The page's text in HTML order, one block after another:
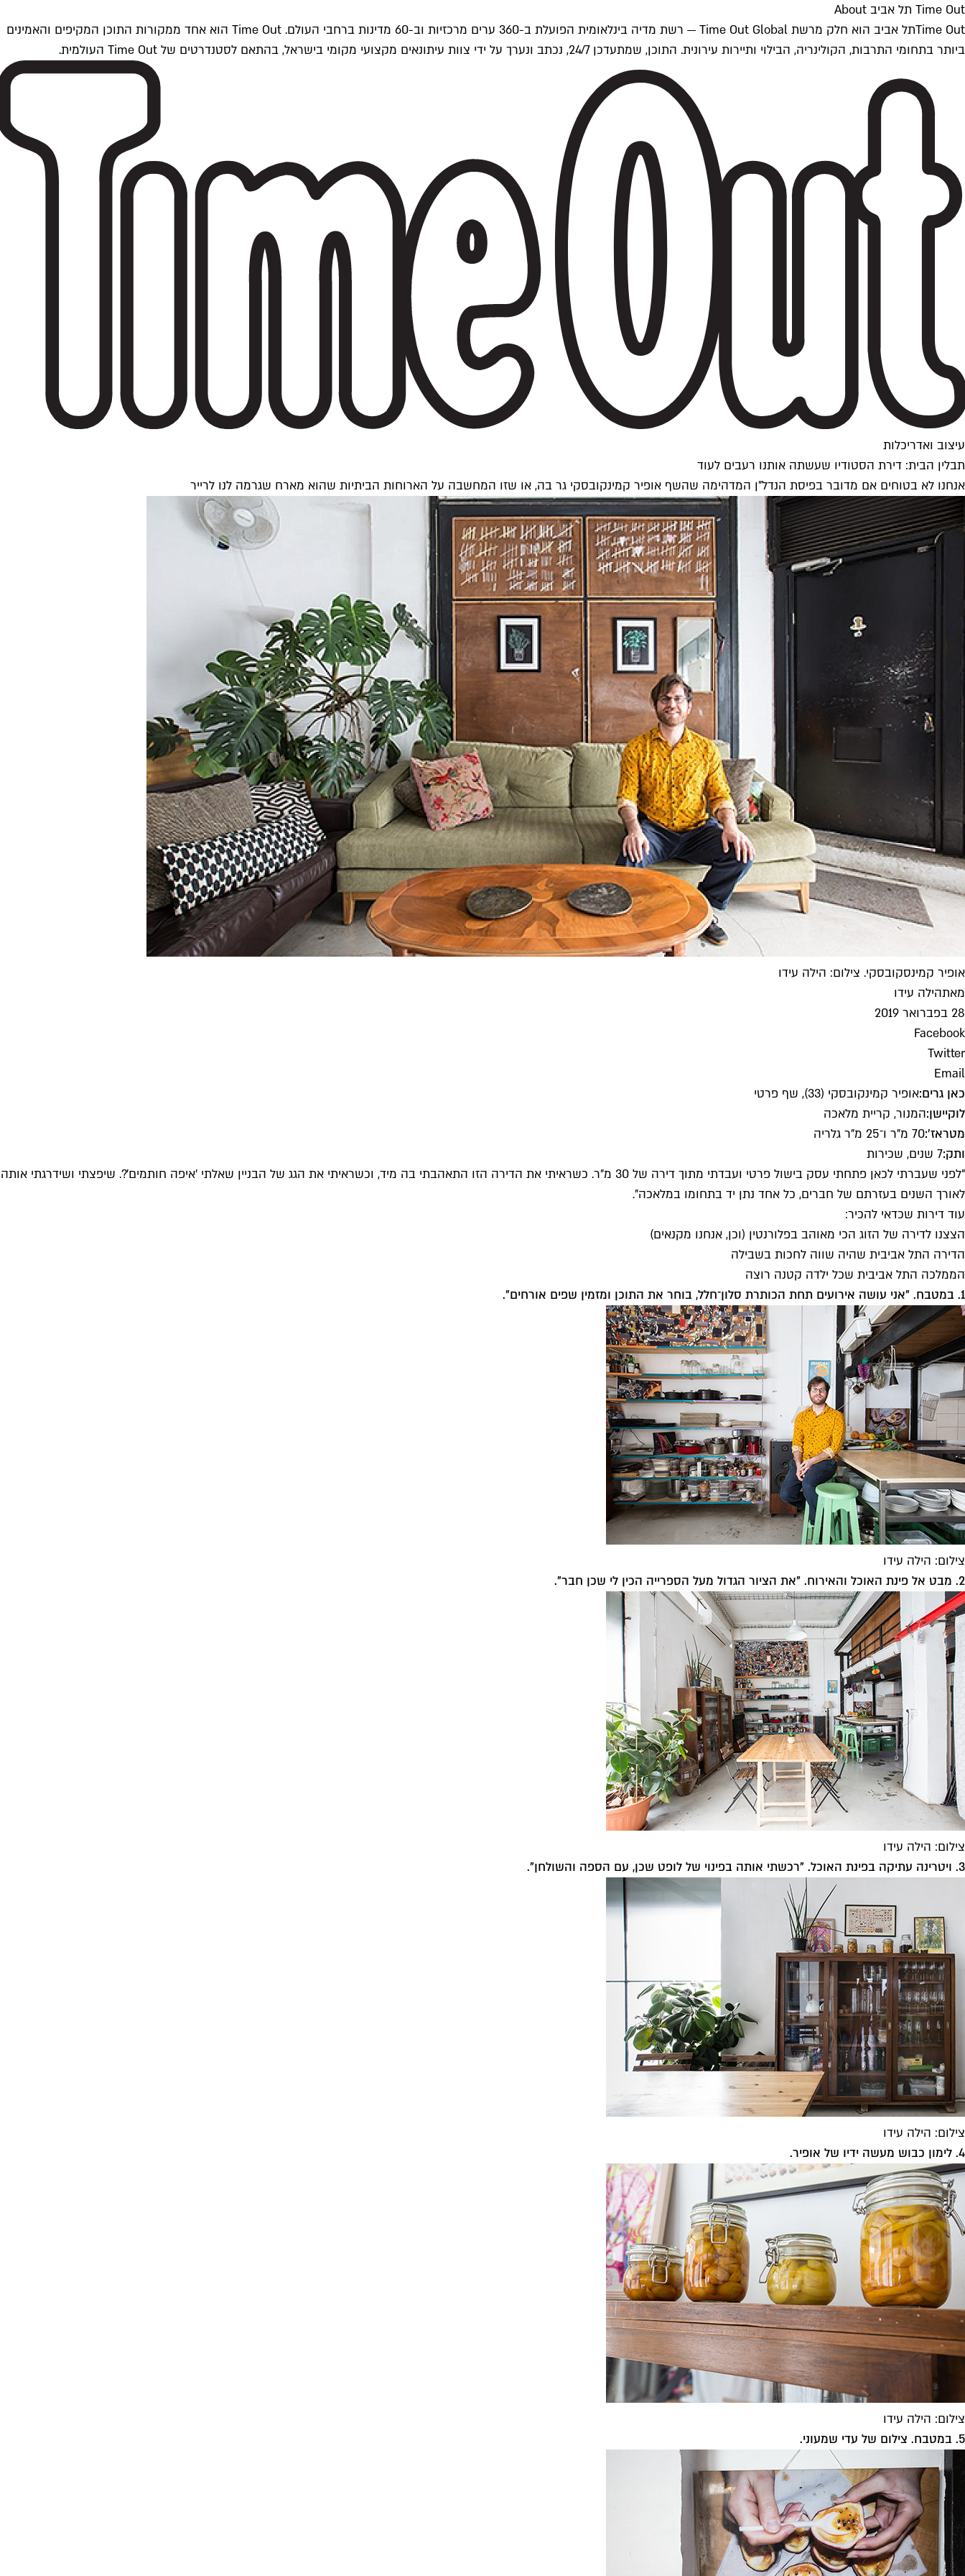
Time Out תל אביב About
Time Outתל אביב הוא חלק מרשת Time Out Global — רשת מדיה בינלאומית הפועלת ב-360 ערים מרכזיות וב-60 מדינות ברחבי העולם. Time Out הוא אחד ממקורות התוכן המקיפים והאמינים
ביותר בתחומי התרבות, הקולינריה, הבילוי ותיירות עירונית. התוכן, שמתעדכן 24/7, נכתב ונערך על ידי צוות עיתונאים מקצועי מקומי בישראל, בהתאם לסטנדרטים של Time Out העולמית.
עיצוב ואדריכלות
תבלין הבית: דירת הסטודיו שעשתה אותנו רעבים לעוד
אנחנו לא בטוחים אם מדובר בפיסת הנדל"ן המדהימה שהשף אופיר קמינקובסקי גר בה, או שזו המחשבה על הארוחות הביתיות שהוא מארח שגרמה לנו לרייר
אופיר קמינסקובסקי. צילום: הילה עידו
מאתהילה עידו
28 בפברואר 2019
Facebook
Twitter
Email
כאן גרים:אופיר קמינקובסקי (33), שף פרטי
לוקיישן:המנור, קריית מלאכה
מטראז':70 מ"ר ו־25 מ"ר גלריה
ותק:7 שנים, שכירות
"לפני שעברתי לכאן פתחתי עסק בישול פרטי ועבדתי מתוך דירה של 30 מ"ר. כשראיתי את הדירה הזו התאהבתי בה מיד, וכשראיתי את הגג של הבניין שאלתי 'איפה חותמים'?. שיפצתי ושידרגתי אותה
לאורך השנים בעזרתם של חברים, כל אחד נתן יד בתחומו במלאכה".
עוד דירות שכדאי להכיר:
הצצנו לדירה של הזוג הכי מאוהב בפלורנטין (וכן, אנחנו מקנאים)
הדירה התל אביבית שהיה שווה לחכות בשבילה
הממלכה התל אביבית שכל ילדה קטנה רוצה
1. במטבח. "אני עושה אירועים תחת הכותרת סלון־חלל, בוחר את התוכן ומזמין שפים אורחים".
צילום: הילה עידו
2. מבט אל פינת האוכל והאירוח. "את הציור הגדול מעל הספרייה הכין לי שכן חבר".
צילום: הילה עידו
3. ויטרינה עתיקה בפינת האוכל. "רכשתי אותה בפינוי של לופט שכן, עם הספה והשולחן".
צילום: הילה עידו
4. לימון כבוש מעשה ידיו של אופיר.
צילום: הילה עידו
5. במטבח. צילום של עדי שמעוני.